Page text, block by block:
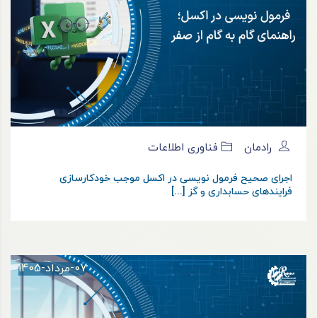
رادمان فناوری اطلاعات
اجرای صحیح فرمول نویسی در اکسل موجب خودکارسازی
فرایندهای حسابداری و گز [...]
07-مرداد-1405